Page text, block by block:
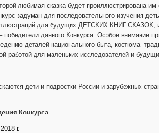
любимая сказка будет проиллюстрирована
задуман для последовательного изучения
для будущих ДЕТСКИХ КНИГ СКАЗОК,
данного Конкурса. Особое внимание
деталей национального быта, костюма,
работой для маленьких исследователей и
дети и подростки России и зарубежных
Конкурса.
г.